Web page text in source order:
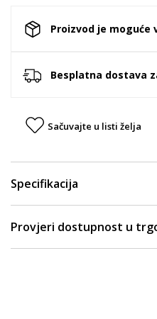
Proizvod je moguće
Besplatna dostava
Sačuvajte u listi želja
Specifikacija
Provjeri dostupnost u